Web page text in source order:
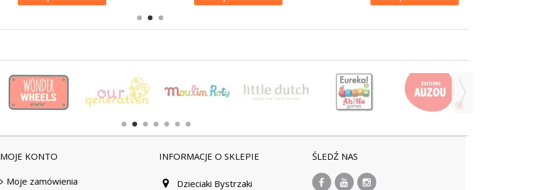
MOJE KONTO
Moje zamówienia
INFORMACJE O SKLEPIE
Dzieciaki Bystrzaki
ŚLEDŹ NAS